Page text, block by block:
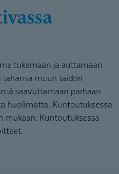
tukemaan ja auttamaan
tahansa muun taidon
saavuttamaan parhaan
huolimatta. Kuntoutuksessa
mukaan. Kuntoutuksessa